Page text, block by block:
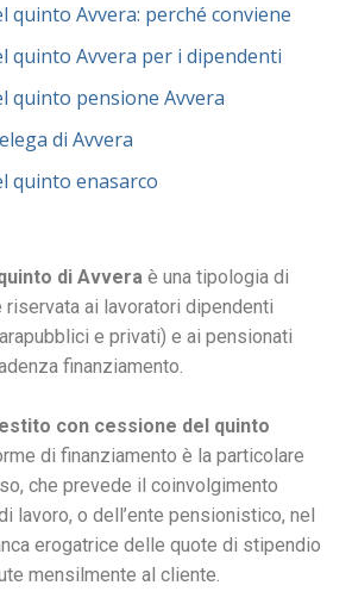
quinto Avvera: perché conviene
quinto Avvera per i dipendenti
quinto pensione Avvera
di Avvera
quinto enasarco
di Avvera è una tipologia di
ai lavoratori dipendenti
e privati) e ai pensionati
finanziamento.
con cessione del quinto
di finanziamento è la particolare
che prevede il coinvolgimento
lavoro, o dell’ente pensionistico, nel
erogatrice delle quote di stipendio
mensilmente al cliente.